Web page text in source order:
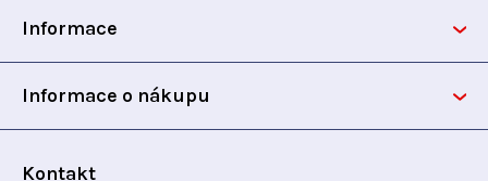
Informace
Informace o nákupu
Kontakt